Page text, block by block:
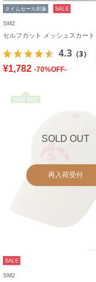
タイムセール対象 SALE
SM2
セルフカット メッシュスカート
4.3 （3）
¥1,782 -70%OFF-
SOLD OUT
再入荷受付
SALE
SM2